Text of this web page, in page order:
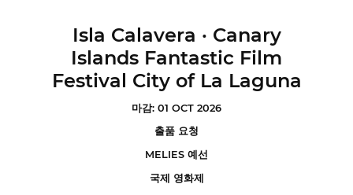
Isla Calavera · Canary
Islands Fantastic Film
Festival City of La Laguna
마감: 01 OCT 2026
출품 요청
MELIES 예선
국제 영화제